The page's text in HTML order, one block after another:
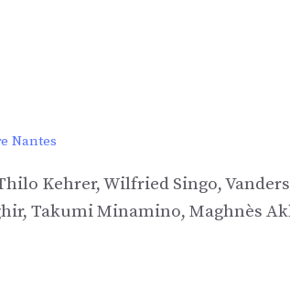
Nantes
Kehrer, Wilfried Singo,
Takumi Minamino, Maghnès